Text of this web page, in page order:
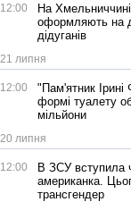
12:00
На
оформляють на
дідуганів
21 липня
12:00
"Пам'ятник Ірині
формі туалету
мільйони
20 липня
12:00
В ЗСУ вступила
американка.
трансгендер